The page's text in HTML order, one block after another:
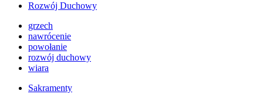
Rozwój Duchowy
grzech
nawrócenie
powołanie
rozwój duchowy
wiara
Sakramenty